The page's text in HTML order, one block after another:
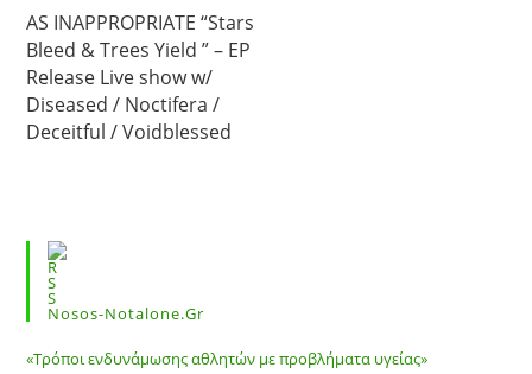
AS INAPPROPRIATE “Stars
Bleed & Trees Yield ” – EP
Release Live show w/
Diseased / Noctifera /
Deceitful / Voidblessed
Nosos-Notalone.gr
«Τρόποι ενδυνάμωσης αθλητών με προβλήματα υγείας»